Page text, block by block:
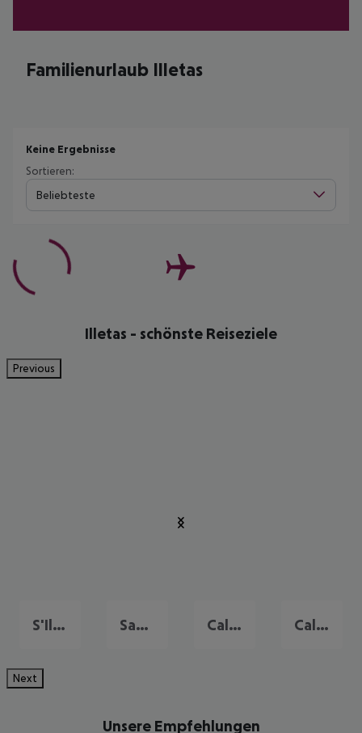
Familienurlaub Illetas
Keine Ergebnisse
Sortieren:
Beliebteste
Illetas - schönste Reiseziele
Previous
S'Illot Santa Ponsa Cala d'Or Cala Millor
Next
Unsere Empfehlungen